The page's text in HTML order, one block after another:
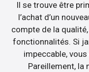
Il se trouve être
l’achat d’un
compte de la
fonctionnalités. Si
impeccable,
Pareillement, la